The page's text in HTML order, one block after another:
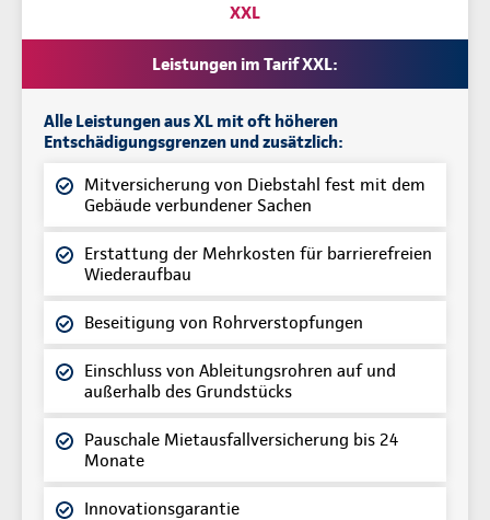
XXL
Leistungen im Tarif XXL:
Alle Leistungen aus XL mit oft höheren
Entschädigungsgrenzen und zusätzlich:
Mitversicherung von Diebstahl fest mit dem
Gebäude verbundener Sachen
Erstattung der Mehrkosten für barrierefreien
Wiederaufbau
Beseitigung von Rohrverstopfungen
Einschluss von Ableitungsrohren auf und
außerhalb des Grundstücks
Pauschale Mietausfallversicherung bis 24
Monate
Innovationsgarantie